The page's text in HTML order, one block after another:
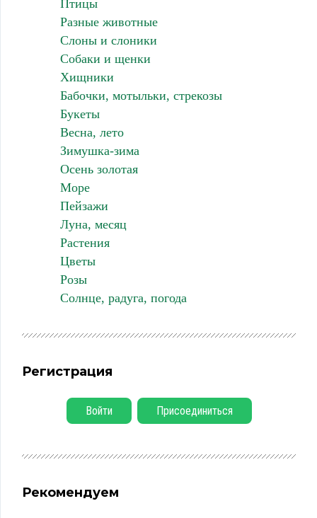
Птицы
Разные животные
Слоны и слоники
Собаки и щенки
Хищники
Бабочки, мотыльки, стрекозы
Букеты
Весна, лето
Зимушка-зима
Осень золотая
Море
Пейзажи
Луна, месяц
Растения
Цветы
Розы
Солнце, радуга, погода
Регистрация
Войти Присоединиться
Рекомендуем